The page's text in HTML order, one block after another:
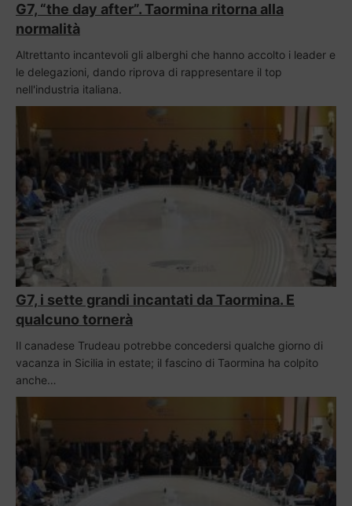
G7, “the day after”. Taormina ritorna alla
normalità
Altrettanto incantevoli gli alberghi che hanno accolto i leader e
le delegazioni, dando riprova di rappresentare il top
nell'industria italiana.
G7, i sette grandi incantati da Taormina. E
qualcuno tornerà
Il canadese Trudeau potrebbe concedersi qualche giorno di
vacanza in Sicilia in estate; il fascino di Taormina ha colpito
anche…